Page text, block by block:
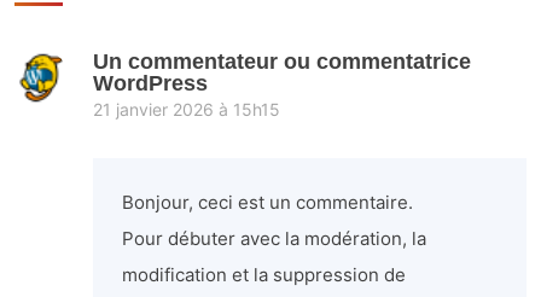
Un commentateur ou commentatrice
WordPress
21 janvier 2026 à 15h15
Bonjour, ceci est un commentaire.
Pour débuter avec la modération, la
modification et la suppression de